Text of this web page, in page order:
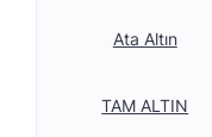
Ata Altın
TAM ALTIN